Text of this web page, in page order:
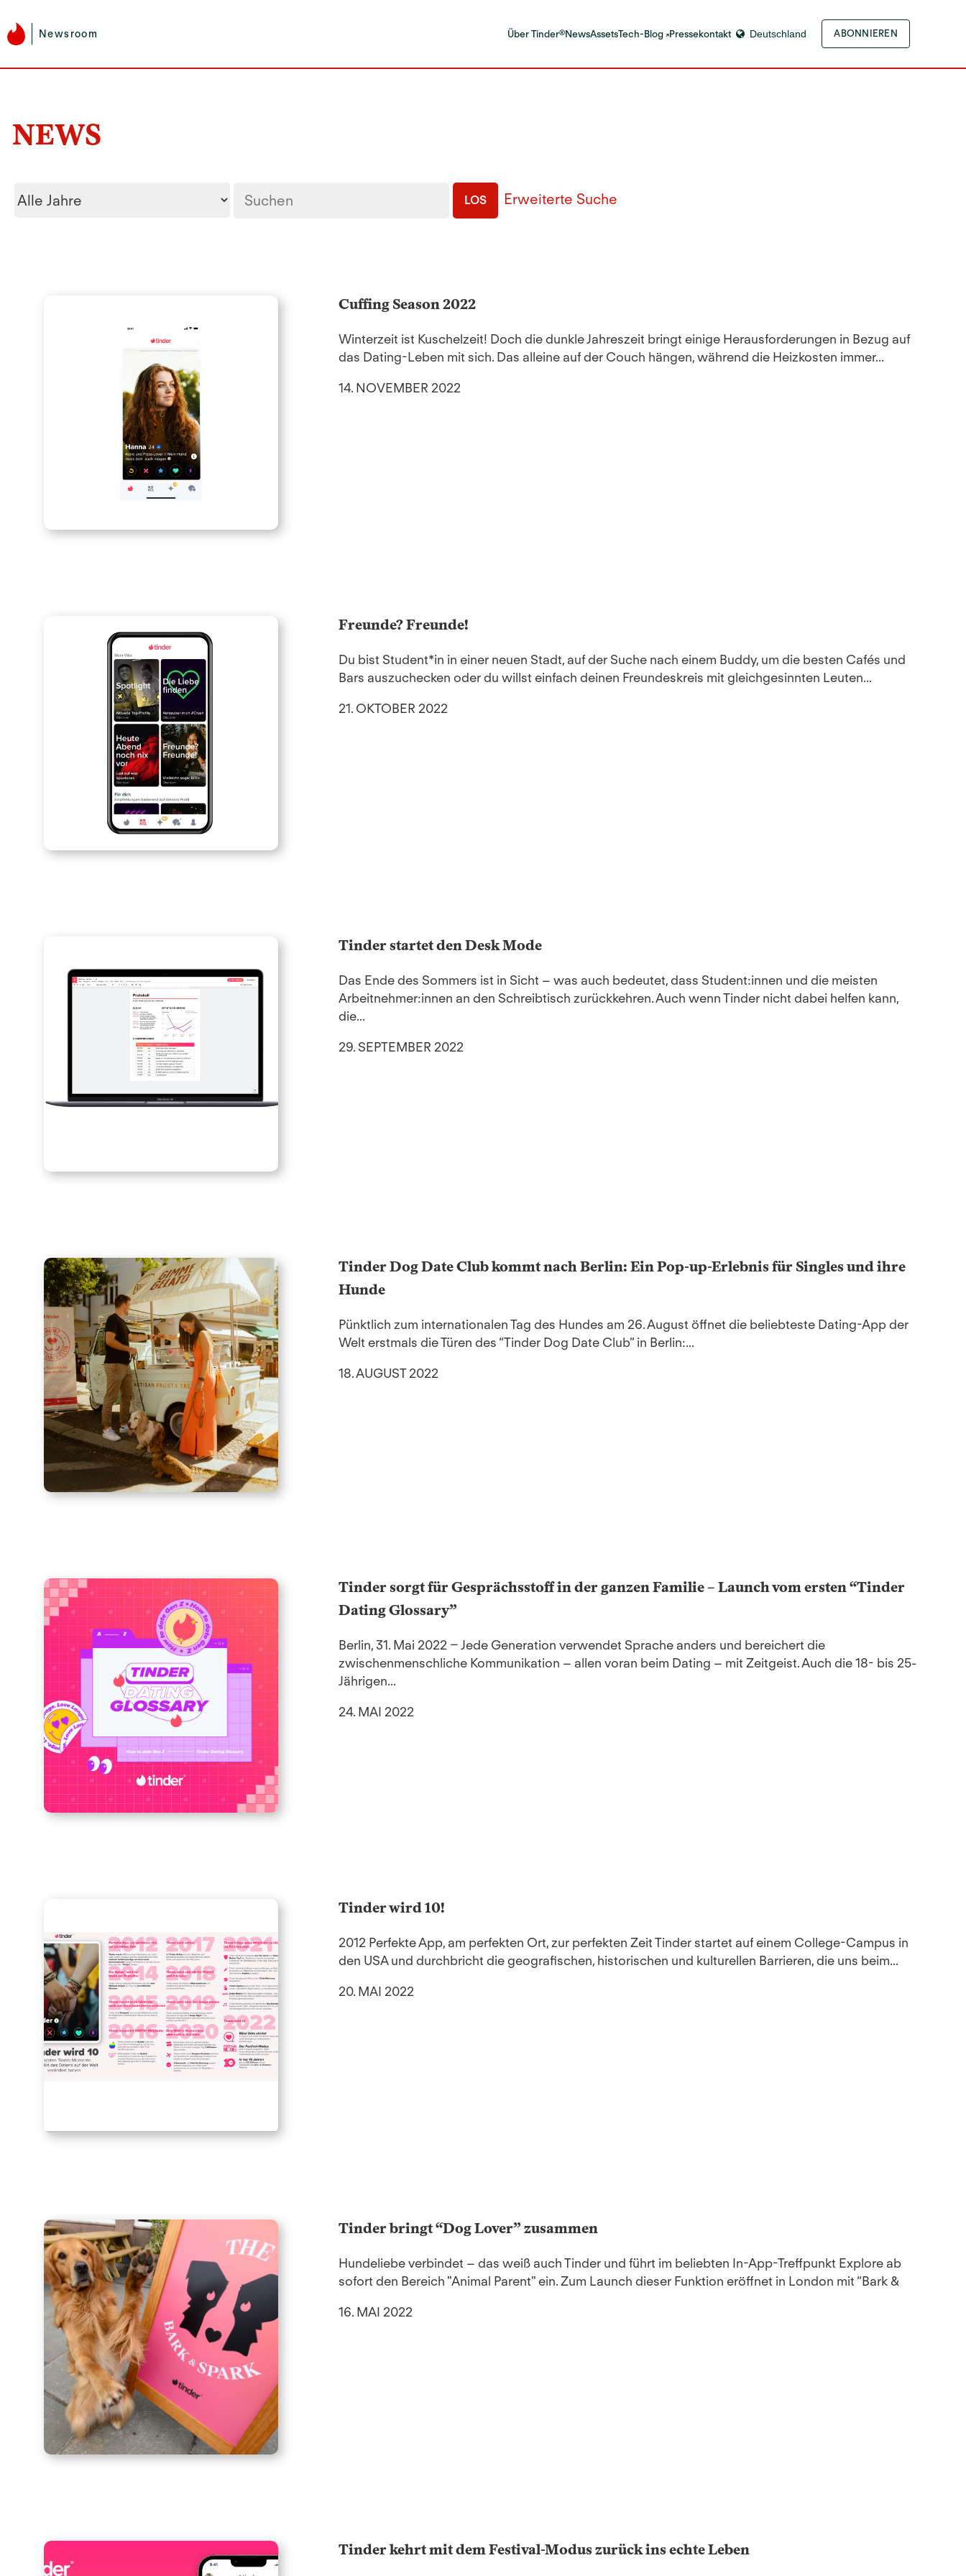
Newsroom Über Tinder®NewsAssetsTech-Blog Pressekontakt Deutschland ABONNIEREN
NEWS
Year Stichwörter
LOS Erweiterte Suche
Cuffing Season 2022
Winterzeit ist Kuschelzeit! Doch die dunkle Jahreszeit bringt einige Herausforderungen in Bezug auf
das Dating-Leben mit sich. Das alleine auf der Couch hängen, während die Heizkosten immer...
14. NOVEMBER 2022
Freunde? Freunde!
Du bist Student*in in einer neuen Stadt, auf der Suche nach einem Buddy, um die besten Cafés und
Bars auszuchecken oder du willst einfach deinen Freundeskreis mit gleichgesinnten Leuten...
21. OKTOBER 2022
Tinder startet den Desk Mode
Das Ende des Sommers ist in Sicht – was auch bedeutet, dass Student:innen und die meisten
Arbeitnehmer:innen an den Schreibtisch zurückkehren. Auch wenn Tinder nicht dabei helfen kann,
die...
29. SEPTEMBER 2022
Tinder Dog Date Club kommt nach Berlin: Ein Pop-up-Erlebnis für Singles und ihre
Hunde
Pünktlich zum internationalen Tag des Hundes am 26. August öffnet die beliebteste Dating-App der
Welt erstmals die Türen des “Tinder Dog Date Club” in Berlin:...
18. AUGUST 2022
Tinder sorgt für Gesprächsstoff in der ganzen Familie – Launch vom ersten “Tinder
Dating Glossary”
Berlin, 31. Mai 2022 – Jede Generation verwendet Sprache anders und bereichert die
zwischenmenschliche Kommunikation – allen voran beim Dating – mit Zeitgeist. Auch die 18- bis 25-
Jährigen...
24. MAI 2022
Tinder wird 10!
2012 Perfekte App, am perfekten Ort, zur perfekten Zeit Tinder startet auf einem College-Campus in
den USA und durchbricht die geografischen, historischen und kulturellen Barrieren, die uns beim...
20. MAI 2022
Tinder bringt “Dog Lover” zusammen
Hundeliebe verbindet – das weiß auch Tinder und führt im beliebten In-App-Treffpunkt Explore ab
sofort den Bereich "Animal Parent" ein. Zum Launch dieser Funktion eröffnet in London mit “Bark &
16. MAI 2022
Tinder kehrt mit dem Festival-Modus zurück ins echte Leben